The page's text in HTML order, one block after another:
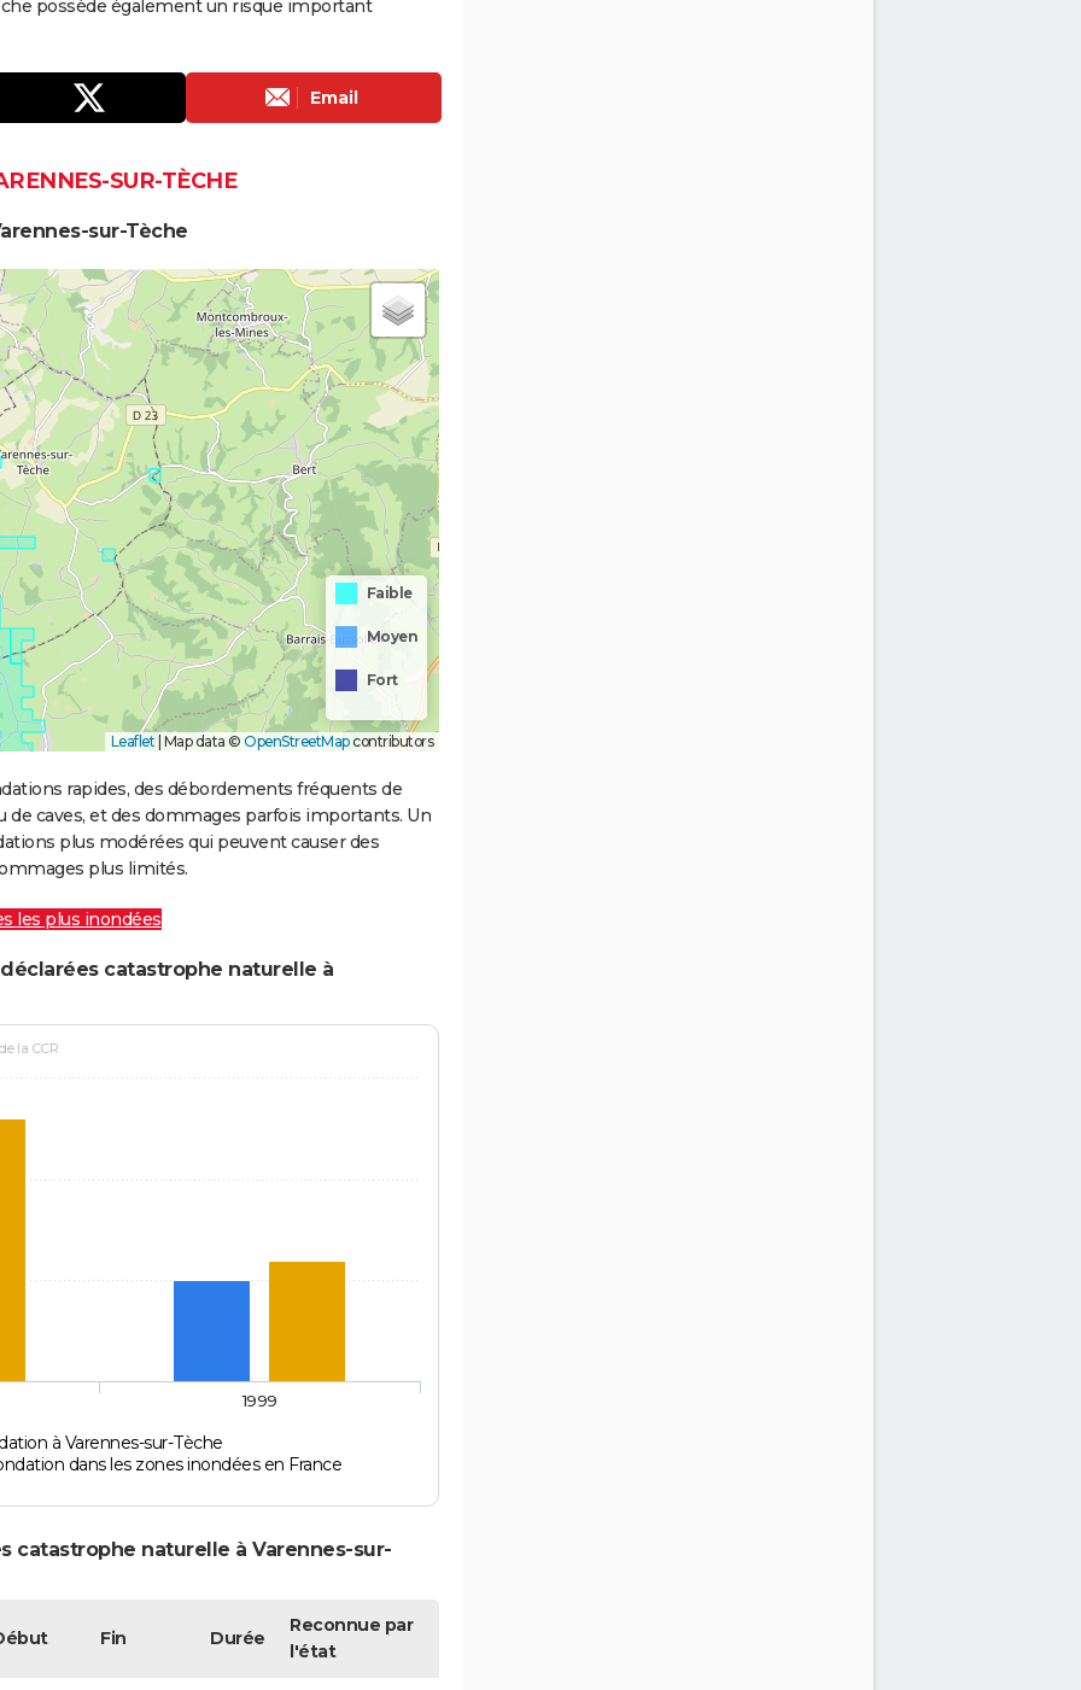
possède également un risque important
Email
SUR-TÈCHE
sur-Tèche
Faible
Moyen
Fort
Leaflet | Map data © OpenStreetMapcontributors
rapides, des débordements fréquents de
de caves, et des dommages parfois importants. Un
plus modérées qui peuvent causer des
plus limités.
les plus inondées
catastrophe naturelle à
la CCR
à Varennes-sur-Tèche
dans les zones inondées en France
1999
catastrophe naturelle à Varennes-sur-
Fin Durée
Reconnue par
l'état